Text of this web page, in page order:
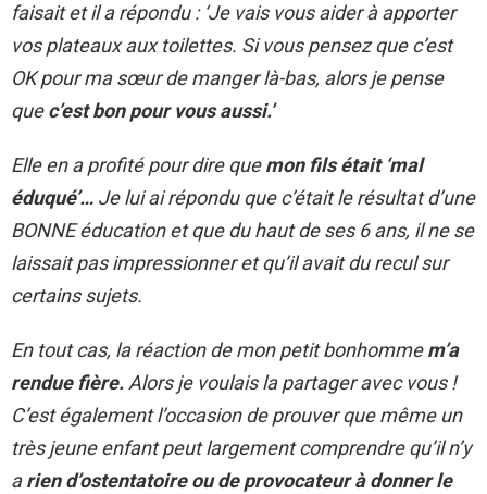
faisait et il a répondu : ‘Je vais vous aider à apporter
vos plateaux aux toilettes. Si vous pensez que c’est
OK pour ma sœur de manger là-bas, alors je pense
quec’est bon pour vous aussi.’
Elle en a profité pour dire quemon fils était ‘mal
éduqué’… Je lui ai répondu que c’était le résultat d’une
BONNE éducation et que du haut de ses 6 ans, il ne se
laissait pas impressionner et qu’il avait du recul sur
certains sujets.
En tout cas, la réaction de mon petit bonhommem’a
rendue fière.Alors je voulais la partager avec vous !
C’est également l’occasion de prouver que même un
très jeune enfant peut largement comprendre qu’il n’y
arien d’ostentatoire ou de provocateur à donner le